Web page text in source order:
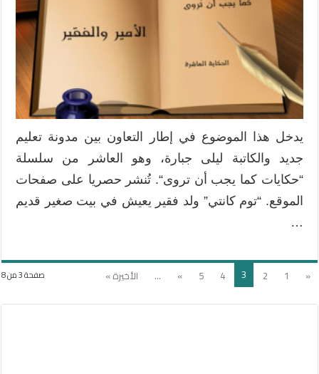
يدخل هذا الموضوع في إطار التعاون بين مدونة تعليم
جديد والكاتبة ليلى جبارة، وهو العاشر من سلسلة
“حكايات كما يجب أن تروى“. تُنشر حصريا على صفحات
الموقع. “توم كانتي” ولد فقير يعيش في بيت صغير قديم
…
صفحة 3 من 8 «
1
2
3
4
5
»
... الأخيرة »